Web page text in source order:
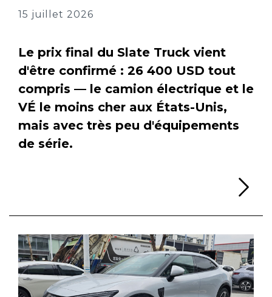
15 juillet 2026
Le prix final du Slate Truck vient
d'être confirmé : 26 400 USD tout
compris — le camion électrique et le
VÉ le moins cher aux États-Unis,
mais avec très peu d'équipements
de série.